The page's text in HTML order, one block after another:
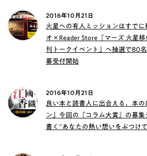
2016年10月21日
火星への有人ミッションはすで
オ×Reader Store『マーズ 火星
刊トークイベント」へ抽選で80
募受付開始
2016年10月21日
良い本と読書人に出合える、本
ン」今回の『コラム大賞』の募集
書く”あなたの熱い想いをぶつけ